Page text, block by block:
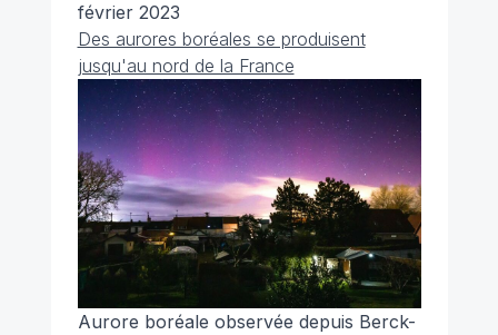
février 2023
Des aurores boréales se produisent
jusqu'au nord de la France
Aurore boréale observée depuis Berck-